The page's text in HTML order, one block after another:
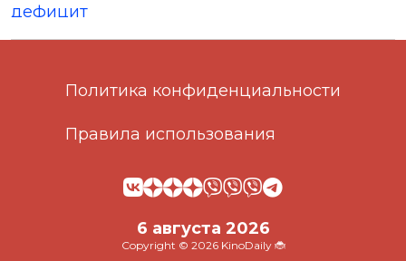
Политика конфиденциальности
Правила использования
6 августа 2026
Copyright © 2026 KinoDaily 🐞